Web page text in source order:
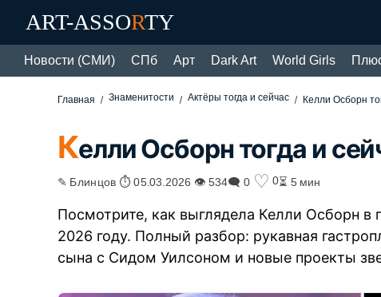
ART-ASSORTY
Новости (СМИ) СПб Арт Dark Art World Girls
Главная Знаменитости Актёры тогда и сейчас Келли Осборн
Келли Осборн тогда и
✎ Блинцов ⏱ 05.03.2026 👁 534🗨 0 ♡ 0⏳ 5 мин
Посмотрите, как выглядела Келли Осборн в
2026 году. Полный разбор: рукавная
сына с Сидом Уилсоном и новые проекты